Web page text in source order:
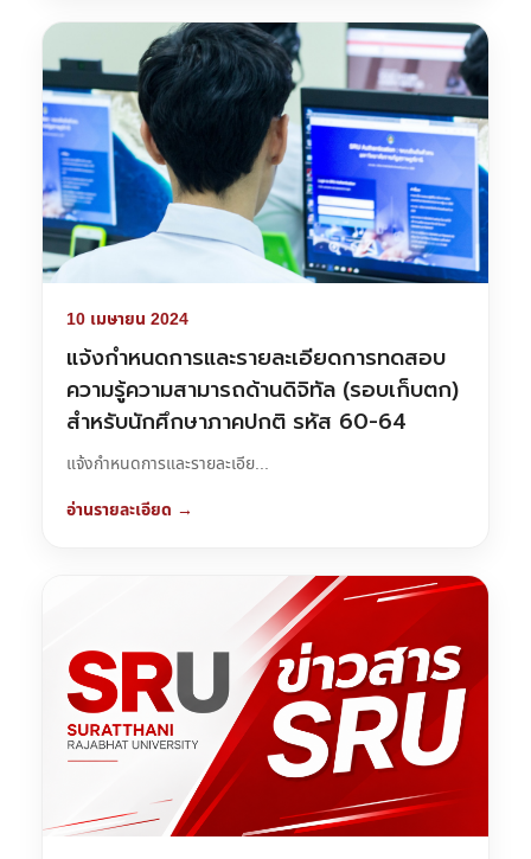
10 เมษายน 2024
แจ้งกำหนดการและรายละเอียดการทดสอบ
ความรู้ความสามารถด้านดิจิทัล (รอบเก็บตก)
สำหรับนักศึกษาภาคปกติ รหัส 60-64
แจ้งกำหนดการและรายละเอีย...
อ่านรายละเอียด →